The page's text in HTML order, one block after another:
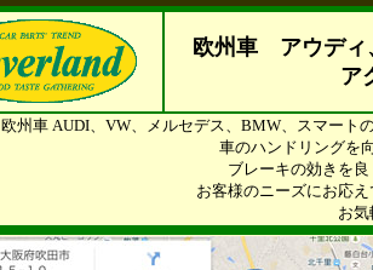
欧州車 アウディ
ア
欧州車 AUDI、VW、メルセデス、BMW、スマート
車のハンドリングを
ブレーキの効きを
お客様のニーズにお応
お